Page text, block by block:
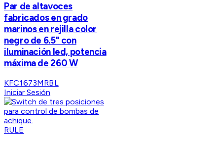
Par de altavoces
fabricados en grado
marinos en rejilla color
negro de 6.5" con
iluminación led, potencia
máxima de 260 W
KFC1673MRBL
Iniciar Sesión
RULE